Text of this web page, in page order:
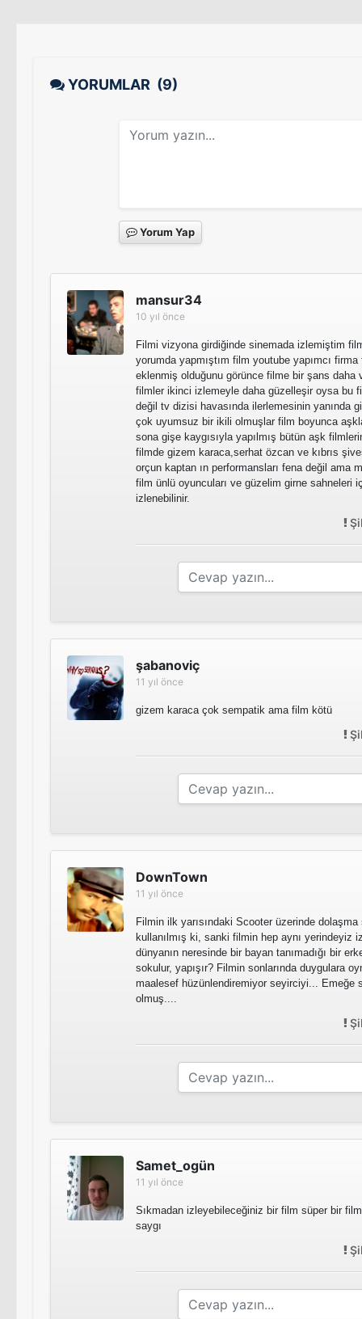
YORUMLAR (9)
Yorum Yap
mansur34
10 yıl önce
Filmi vizyona girdiğinde sinemada izlemiştim
yorumda yapmıştım film youtube yapımcı
eklenmiş olduğunu görünce filme bir şans daha
filmler ikinci izlemeyle daha güzelleşir oysa bu
değil tv dizisi havasında ilerlemesinin yanında
çok uyumsuz bir ikili olmuşlar film boyunca
sona gişe kaygısıyla yapılmış bütün aşk
filmde gizem karaca,serhat özcan ve kıbrıs
orçun kaptan ın performansları fena değil ama
film ünlü oyuncuları ve güzelim girne sahneleri
izlenebilinir.
şabanoviç
11 yıl önce
gizem karaca çok sempatik ama film kötü
DownTown
11 yıl önce
Filmin ilk yarısındaki Scooter üzerinde
kullanılmış ki, sanki filmin hep aynı yerindeyiz
dünyanın neresinde bir bayan tanımadığı bir
sokulur, yapışır? Filmin sonlarında duygulara
maalesef hüzünlendiremiyor seyirciyi... Emeğe
olmuş....
Samet_ogün
11 yıl önce
Sıkmadan izleyebileceğiniz bir film süper bir
saygı